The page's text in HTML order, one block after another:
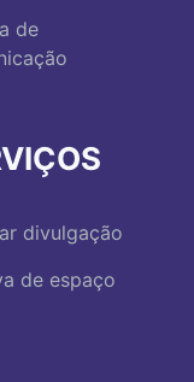
de
divulgação
de espaço